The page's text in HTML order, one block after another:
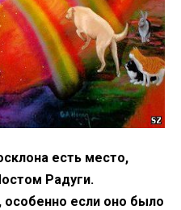
есть место,
Радуги.
если оно было